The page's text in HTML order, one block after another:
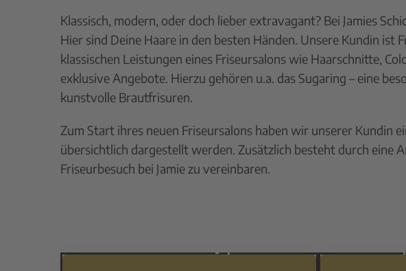
Klassisch, modern, oder doch lieber extravagant? Bei Jamies
Hier sind Deine Haare in den besten Händen. Unsere Kundin
klassischen Leistungen eines Friseursalons wie Haarschnitte,
exklusive Angebote. Hierzu gehören u.a. das Sugaring – eine
kunstvolle Brautfrisuren.
Zum Start ihres neuen Friseursalons haben wir unserer Kundin
übersichtlich dargestellt werden. Zusätzlich besteht durch eine
Friseurbesuch bei Jamie zu vereinbaren.